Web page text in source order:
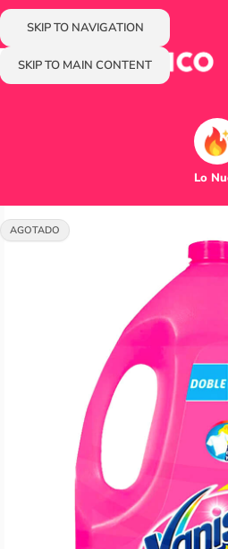
SKIP TO NAVIGATION
SKIP TO MAIN CONTENT
Lo
AGOTADO